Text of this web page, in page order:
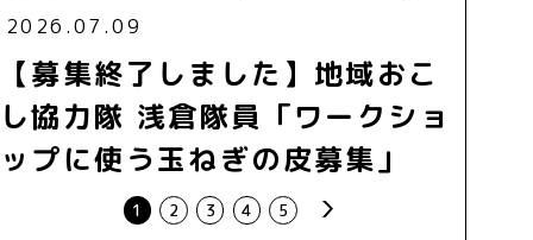
2026.07.09
【募集終了しました】地域おこ
し協力隊 浅倉隊員「ワークショ
ップに使う玉ねぎの皮募集」
1 2 3 4 5 next